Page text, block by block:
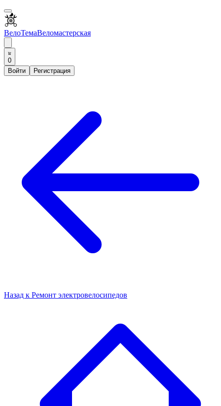
ВелоТемаВеломастерская
0
Войти
Регистрация
Назад к Ремонт электровелосипедов